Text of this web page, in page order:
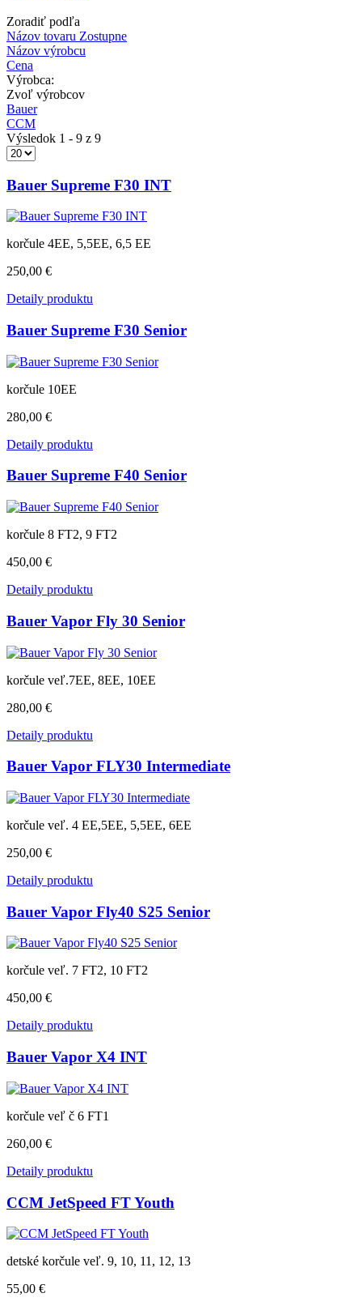
Zoradiť podľa
Názov tovaru Zostupne
Názov výrobcu
Cena
Výrobca:
Zvoľ výrobcov
Bauer
CCM
Výsledok 1 - 9 z 9
Bauer Supreme F30 INT
korčule 4EE, 5,5EE, 6,5 EE
250,00 €
Detaily produktu
Bauer Supreme F30 Senior
korčule 10EE
280,00 €
Detaily produktu
Bauer Supreme F40 Senior
korčule 8 FT2, 9 FT2
450,00 €
Detaily produktu
Bauer Vapor Fly 30 Senior
korčule veľ.7EE, 8EE, 10EE
280,00 €
Detaily produktu
Bauer Vapor FLY30 Intermediate
korčule veľ. 4 EE,5EE, 5,5EE, 6EE
250,00 €
Detaily produktu
Bauer Vapor Fly40 S25 Senior
korčule veľ. 7 FT2, 10 FT2
450,00 €
Detaily produktu
Bauer Vapor X4 INT
korčule veľ č 6 FT1
260,00 €
Detaily produktu
CCM JetSpeed FT Youth
detské korčule veľ. 9, 10, 11, 12, 13
55,00 €